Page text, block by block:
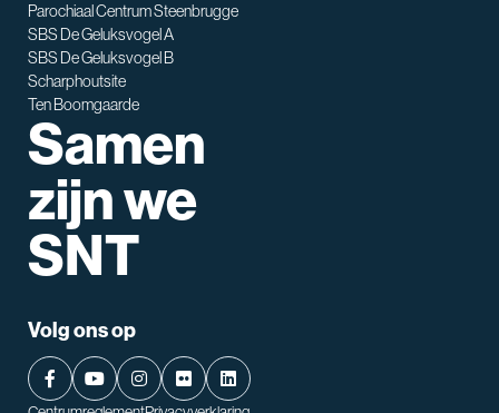
Parochiaal Centrum Steenbrugge
SBS De Geluksvogel A
SBS De Geluksvogel B
Scharphoutsite
Ten Boomgaarde
Samen
zijn we
SNT
Volg ons op